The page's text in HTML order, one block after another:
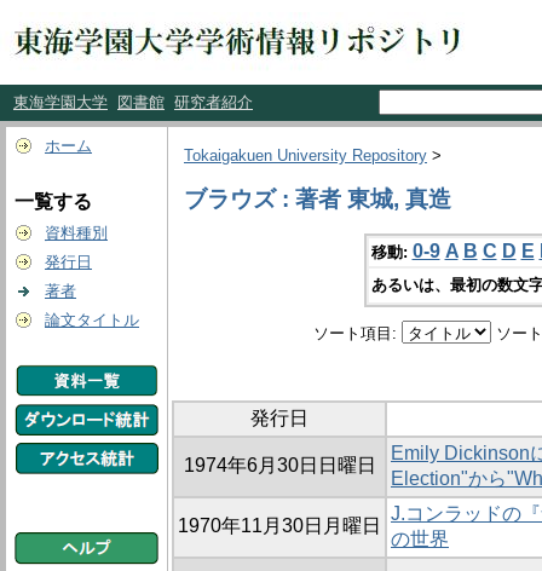
東海学園大学 図書館 研究者紹介
ホーム
一覧する
資料種別
発行日
著者
論文タイトル
Tokaigakuen University Repository >
ブラウズ : 著者 東城, 真造
移動: 0-9 A B C D E
あるいは、最初の数文
ソート項目: ソー
発行日
1974年6月30日日曜日
Emily Dickinson
Election"から
1970年11月30日月曜日
J.コンラッドの
の世界